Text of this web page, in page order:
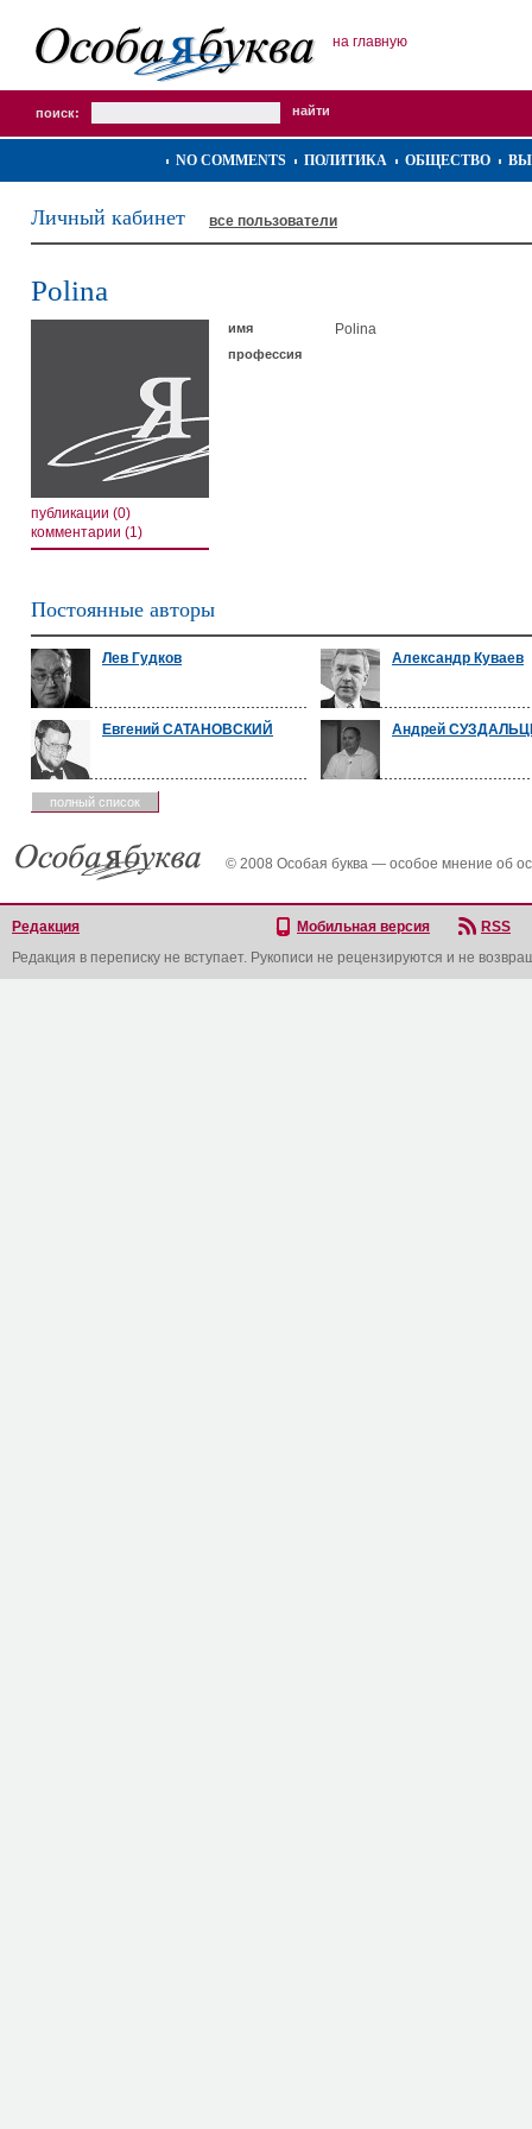
на главную
поиск:
NO COMMENTS ПОЛИТИКА ОБЩЕСТВО
Личный кабинет все пользователи
Polina
публикации (0)
комментарии (1)
имя Polina
профессия
Постоянные авторы
Лев Гудков Александр Куваев
Евгений САТАНОВСКИЙ Андрей
полный список
© 2008 Особая буква — особое мнение об
Редакция Мобильная версия
RSS
Редакция в переписку не вступает. Рукописи не рецензируются и не